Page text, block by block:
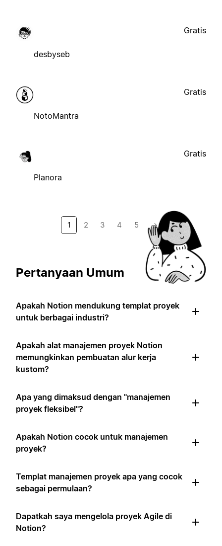
desbyseb
Gratis
NotoMantra
Gratis
Planora
Gratis
1 2 3 4 5 →
Pertanyaan Umum
Apakah Notion mendukung templat proyek
untuk berbagai industri?
Apakah alat manajemen proyek Notion
memungkinkan pembuatan alur kerja
kustom?
Apa yang dimaksud dengan "manajemen
proyek fleksibel"?
Apakah Notion cocok untuk manajemen
proyek?
Templat manajemen proyek apa yang cocok
sebagai permulaan?
Dapatkah saya mengelola proyek Agile di
Notion?